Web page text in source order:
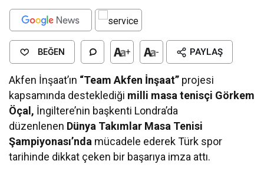
BEĞEN + - PAYLAŞ
Akfen İnşaat’ın “Team Akfen İnşaat” projesi
kapsamında desteklediği milli masa tenisçi Görkem
Öçal, İngiltere’nin başkenti Londra’da
düzenlenen Dünya Takımlar Masa Tenisi
Şampiyonası’nda mücadele ederek Türk spor
tarihinde dikkat çeken bir başarıya imza attı.